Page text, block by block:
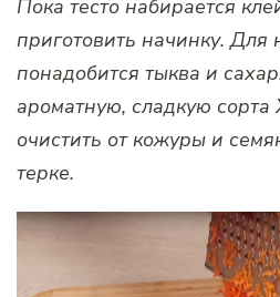
Пока тесто набирается
приготовить начинку. Для
понадобится тыква и
ароматную, сладкую сорта
очистить от кожуры и
терке.